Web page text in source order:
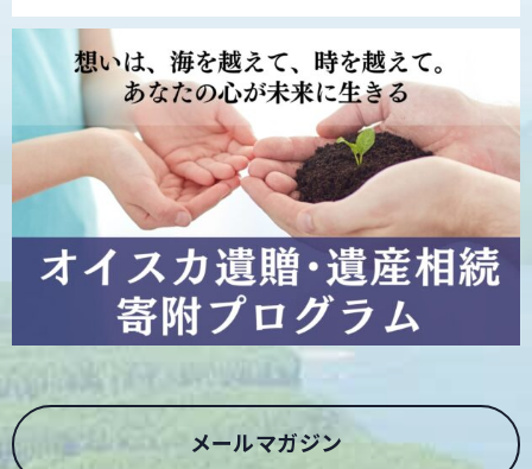
メールマガジン